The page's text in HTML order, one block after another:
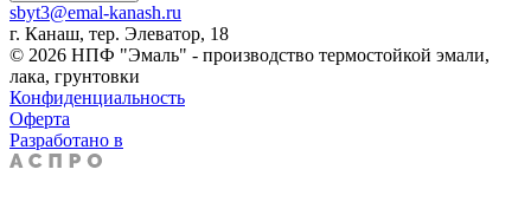
sbyt3@emal-kanash.ru
г. Канаш, тер. Элеватор, 18
© 2026 НПФ "Эмаль" - производство термостойкой эмали,
лака, грунтовки
Конфиденциальность
Оферта
Разработано в